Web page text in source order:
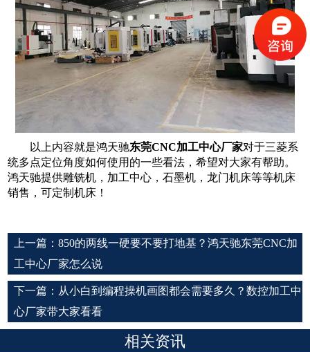
以上内容就是鸿天驰东莞CNC加工中心厂家对于三菱系
统多点定位角度如何使用的一些看法，希望对大家有帮助。
鸿天驰提供雕铣机，加工中心，石墨机，龙门机床等等机床
销售，可定制机床！
上一篇： 850的两线一硬要不要打地基？鸿天驰东莞CNC加
工中心厂家怎么说
下一篇： 从小白到编程操机画图都会需要多久？数控加工中
心厂家带大家看看
相关资讯